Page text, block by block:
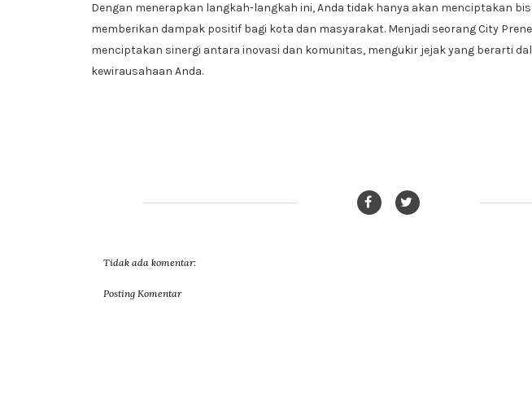
Dengan menerapkan langkah-langkah ini, Anda tidak hanya akan menciptakan
memberikan dampak positif bagi kota dan masyarakat. Menjadi seorang City
menciptakan sinergi antara inovasi dan komunitas, mengukir jejak yang berarti
kewirausahaan Anda.
Tidak ada komentar:
Posting Komentar